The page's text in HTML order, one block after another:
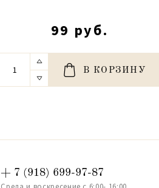
99 руб.
В КОРЗИНУ
+ 7 (918) 699-97-87